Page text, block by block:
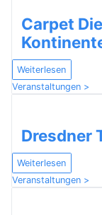
Carpet
Weiterlesen
Veranstaltungen >
Dresdner
Weiterlesen
Veranstaltungen >